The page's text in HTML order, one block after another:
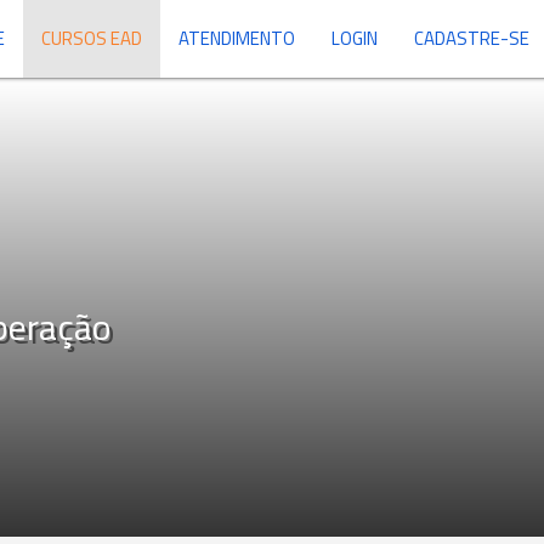
CURSOS EAD ATENDIMENTO LOGIN CADASTRE-SE